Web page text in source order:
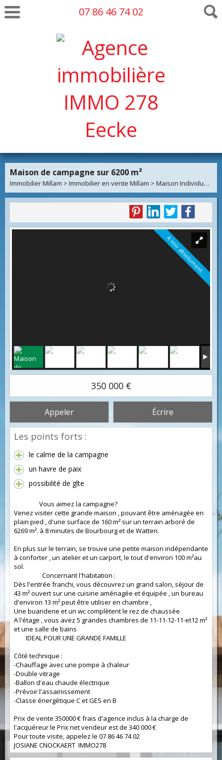
07 86 46 74 02
Maison de campagne sur 6200 m²
Immobilier Millam > Immobilier en vente Millam > Maison Individuelle en vente Millam
A voir absolument
350 000 €
Appeler Écrire
Les points forts :
le calme de la campagne
un havre de paix
possibilité de gîte
Vous aimez la campagne?
Venez visiter cette grande maison , pouvant être aménagée en
plain pied , d'une surface de 160 m² sur un terrain arboré de
6269 m². à 8 minutes de Bourbourg et de Watten.
En plus sur le terrain, se trouve une petite maison indépendante
à conforter , un atelier et un carport, le tout d'environ 100 m²au
sol.
Concernant l'habitation :
Dès l'entrée franchi, vous découvrez un grand salon, séjour de
43 m² ouvert sur une cuisine aménagée et équipée , un bureau
d'environ 13 m² peut être utiliser en chambre ,
Une buanderie et un wc complètent le rez de chaussée
A l'étage , vous avez 5 grandes chambres de 11-11-12-11-et12 m²
et une salle de bains
IDEAL POUR UNE GRANDE FAMILLE
Côté technique :
-Chauffage avec une pompe à chaleur
-Double vitrage
-Ballon d'eau chaude électrique
-Prévoir l'assainissement
-Classe énergétique C et GES en B
Prix de vente 350000 € frais d'agence inclus à la charge de
l'acquéreur le Prix net vendeur est de 340 000 €
Pour toute visite, appelez le 07 86 46 74 02
JOSIANE CNOCKAERT IMMO278